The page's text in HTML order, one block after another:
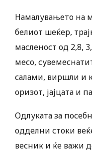
Намалувањето на
белиот шеќер,
масленост од 2,8,
месо,
салами, виршли и
оризот, јајцата и
Одлуката за
одделни стоки
весник и ќе важи